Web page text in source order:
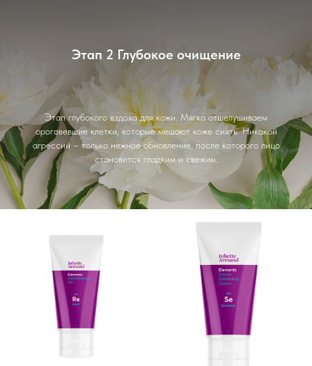
Этап 2 Глубокое очищение
Этап глубокого вздоха для кожи. Мягко отшелушиваем
ороговевшие клетки, которые мешают коже сиять. Никакой
агрессии – только нежное обновление, после которого лицо
становится гладким и свежим.